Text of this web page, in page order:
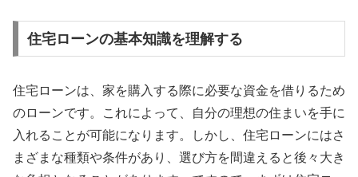
住宅ローンの基本知識を理解する
住宅ローンは、家を購入する際に必要な資金を借りるため
のローンです。これによって、自分の理想の住まいを手に
入れることが可能になります。しかし、住宅ローンにはさ
まざまな種類や条件があり、選び方を間違えると後々大き